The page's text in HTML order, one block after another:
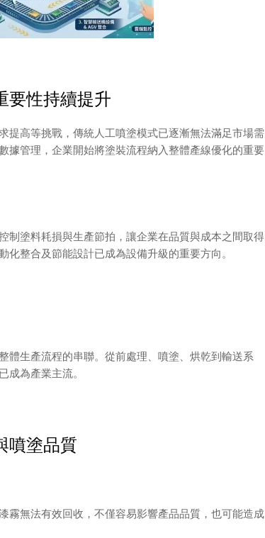
要性持續提升
提高等挑戰，傳統人工噴塗模式已逐漸無法滿足市場需
據管理，企業開始將塗裝流程納入整體產線優化的重要
制塗料耗損與生產節拍，讓企業在品質與成本之間取得
整合及節能設計已成為設備升級的重要方向。
體生產流程的串聯。從前處理、噴塗、烘乾到輸送系
成為產業主流。
噴塗品質
霧無法有效回收，不僅容易影響產品品質，也可能造成